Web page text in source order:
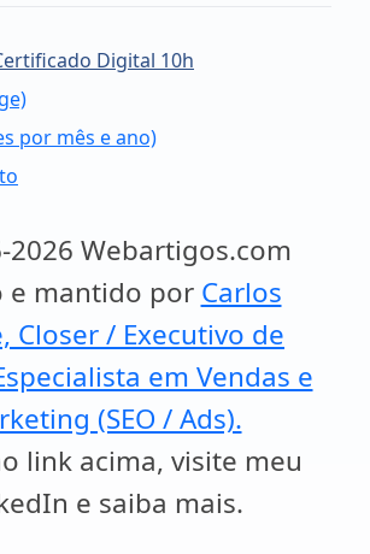
Digital 10h
por mês e ano)
2026 Webartigos.com
e mantido por Carlos
Closer / Executivo de
em Vendas e
(SEO / Ads).
link acima, visite meu
e saiba mais.